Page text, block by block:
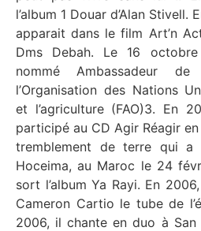
apparait dans le film Art’n
Dms Debah. Le 16 octobre 2003, Khaled a été
nommé Ambassadeur
l’Organisation des Nations
et l’agriculture
participé au CD Agir Réagir
tremblement de terre qui a
Hoceima, au Maroc le 24
sort l’album Ya Rayi. En 2006, il chante en duo avec
Cameron Cartio le tube de
2006, il chante en duo à San